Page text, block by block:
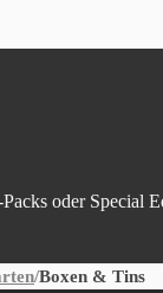
oder Special
/Boxen & Tins